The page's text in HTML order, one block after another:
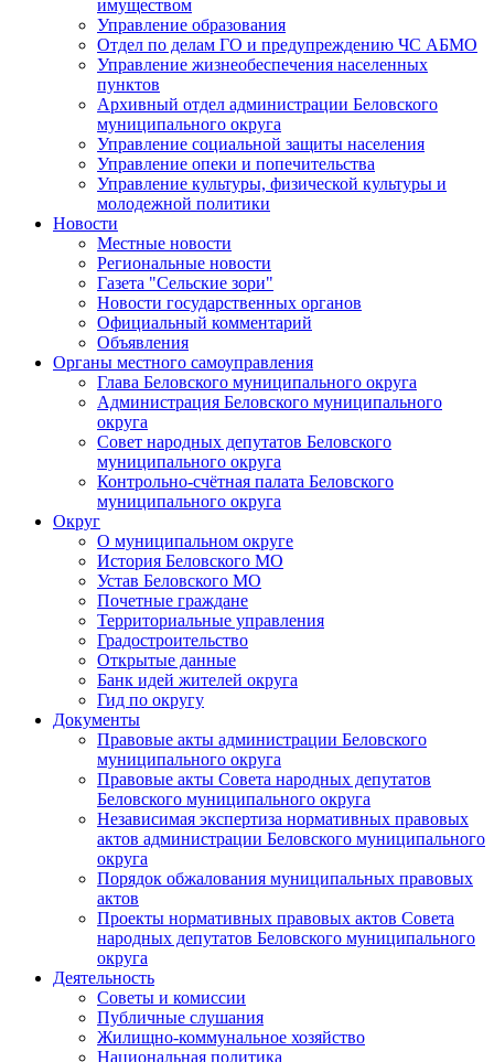
имуществом
Управление образования
Отдел по делам ГО и предупреждению ЧС АБМО
Управление жизнеобеспечения населенных
пунктов
Архивный отдел администрации Беловского
муниципального округа
Управление социальной защиты населения
Управление опеки и попечительства
Управление культуры, физической культуры и
молодежной политики
Новости
Местные новости
Региональные новости
Газета "Сельские зори"
Новости государственных органов
Официальный комментарий
Объявления
Органы местного самоуправления
Глава Беловского муниципального округа
Администрация Беловского муниципального
округа
Совет народных депутатов Беловского
муниципального округа
Контрольно-счётная палата Беловского
муниципального округа
Округ
О муниципальном округе
История Беловского МО
Устав Беловского МО
Почетные граждане
Территориальные управления
Градостроительство
Открытые данные
Банк идей жителей округа
Гид по округу
Документы
Правовые акты администрации Беловского
муниципального округа
Правовые акты Совета народных депутатов
Беловского муниципального округа
Независимая экспертиза нормативных правовых
актов администрации Беловского муниципального
округа
Порядок обжалования муниципальных правовых
актов
Проекты нормативных правовых актов Совета
народных депутатов Беловского муниципального
округа
Деятельность
Советы и комиссии
Публичные слушания
Жилищно-коммунальное хозяйство
Национальная политика